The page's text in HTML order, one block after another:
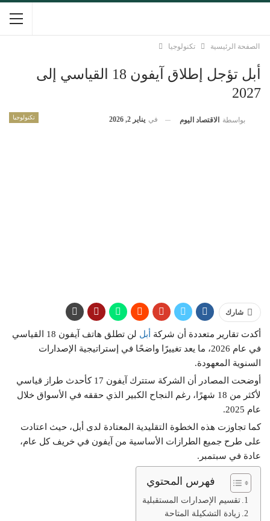
الصفحة الرئيسية تكنولوجيا
أبل تؤجل إطلاق آيفون 18 القياسي إلى
2027
تكنولوجيا بواسطة الاقتصاد اليوم في يناير 2, 2026
شارك
أكدت تقارير متعددة أن شركة أبل
لن تطلق هاتف آيفون 18 القياسي
في عام 2026، ما يعد تغييرًا واضحًا في إستراتيجية الإصدارات
السنوية المعهودة.
أوضحت المصادر أن الشركة ستترك آيفون 17 كأحدث طراز قياسي
لأكثر من 18 شهرًا، رغم النجاح الكبير الذي حققه في الأسواق خلال
عام 2025.
كما تجاوزت هذه الخطوة التقليدية المعتادة لدى أبل، حيث اعتادت
على طرح جميع الطرازات الأساسية من آيفون في خريف كل عام،
عادة في سبتمبر.
فهرس المحتوي
تقسيم الإصدارات المستقبلية
زيادة التشكيلة المتاحة